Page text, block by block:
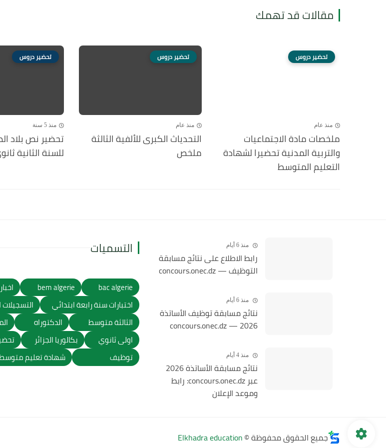
مقالات قد تهمك
تحضير دروس
منذ عام
ملخصات مادة الاجتماعيات
والتربية المدنية تحضيرا لشهادة
التعليم المتوسط
تحضير دروس
منذ عام
التحدياث الكبرى للألفية الثالثة
ملخص
تحضير دروس
منذ 5 سنة
تحضير نص بلاد
للسنة الثانية
منذ 6 أيام
رابط الاطلاع على نتائج مسابقة
التوظيف — concours.onec.dz
منذ 6 أيام
نتائج مسابقة توظيف الأساتذة
2026 — concours.onec.dz
منذ 4 أيام
نتائج مسابقة الأساتذة 2026
عبر concours.onec.dz: رابط
وموعد الإعلان
التسميات
bac algerie
bem algerie
اختبارات سنة رابعة ابتدائي
الثالثة متوسط
الدكتوراه
اولى ثانوي
بكالوريا الجزائر
توظيف
شهادة تعليم
جميع الحقوق محفوظة ©Elkhadra education